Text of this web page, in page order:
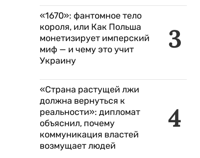
3
«1670»: фантомное тело
короля, или Как Польша
монетизирует имперский
миф — и чему это учит
Украину
4
«Страна растущей лжи
должна вернуться к
реальности»: дипломат
объяснил, почему
коммуникация властей
возмущает людей